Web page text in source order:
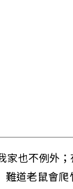
家也不例外
難道老鼠會